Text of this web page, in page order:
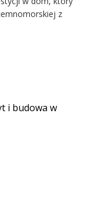
z
i budowa w